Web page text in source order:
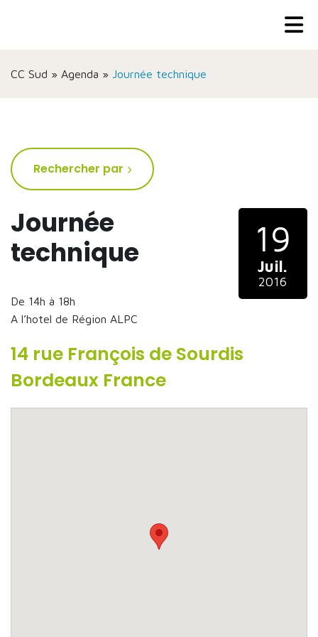
CC Sud » Agenda » Journée technique
Journée
technique
De 14h à 18h
A l’hotel de Région ALPC
19
Juil.
2016
14 rue François de Sourdis
Bordeaux France
Rechercher par